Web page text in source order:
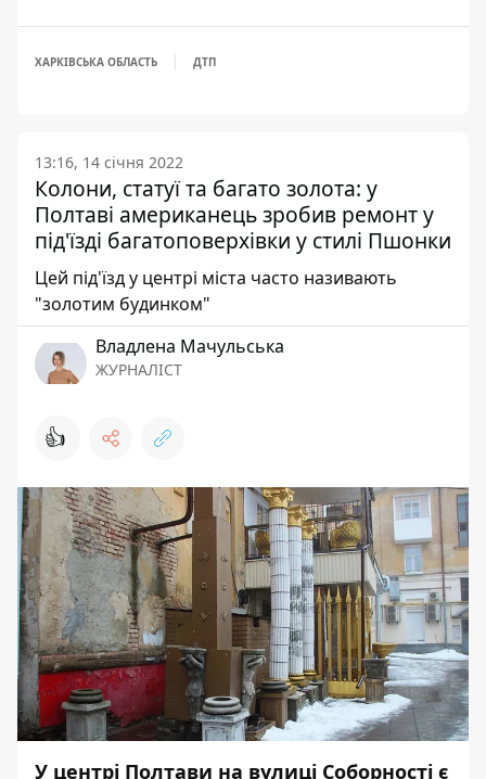
ХАРКІВСЬКА ОБЛАСТЬ ДТП
13:16, 14 січня 2022
Колони, статуї та багато золота: у
Полтаві американець зробив ремонт у
під'їзді багатоповерхівки у стилі Пшонки
Цей під'їзд у центрі міста часто називають
"золотим будинком"
Владлена Мачульська
ЖУРНАЛІСТ
👍
У центрі Полтави на вулиці Соборності є